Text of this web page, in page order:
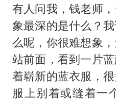
有人问我，钱老师
象最深的是什么？
么呢，你很难想象
站前面，看到一片
着崭新的蓝衣服，
服上别着或缝着一